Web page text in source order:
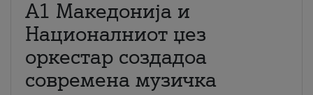
А1 Македонија и
Националниот џез
оркестар создадоа
современа музичка